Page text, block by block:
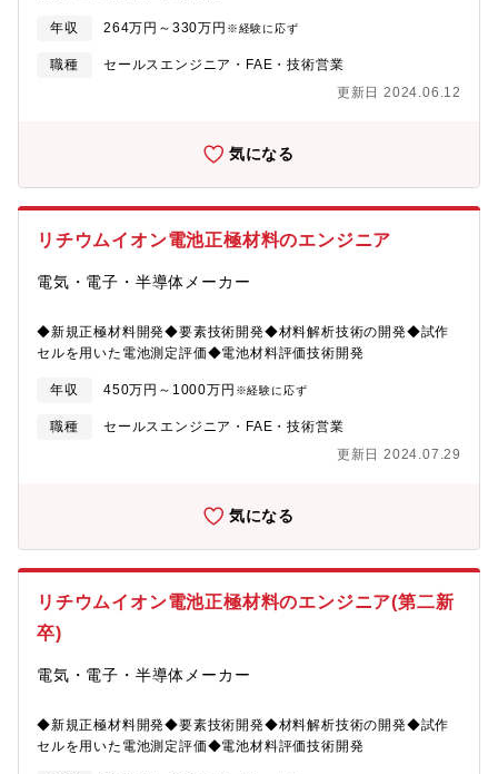
年収 264万円～330万円 ※経験に応ず
職種
セールスエンジニア・FAE・技術営業
更新日 2024.06.12
気になる
リチウムイオン電池正極材料のエンジニア
電気・電子・半導体メーカー
◆新規正極材料開発◆要素技術開発◆材料解析技術の開発◆試作
セルを用いた電池測定評価◆電池材料評価技術開発
年収 450万円～1000万円 ※経験に応ず
職種
セールスエンジニア・FAE・技術営業
更新日 2024.07.29
気になる
リチウムイオン電池正極材料のエンジニア(第二新
卒)
電気・電子・半導体メーカー
◆新規正極材料開発◆要素技術開発◆材料解析技術の開発◆試作
セルを用いた電池測定評価◆電池材料評価技術開発